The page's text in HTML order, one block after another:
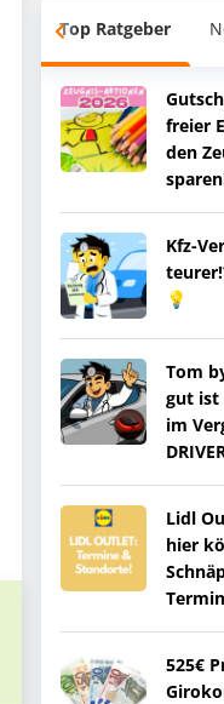
Top Ratgeber
freier
den
Kfz-
💡
Tom
gut ist
im
Lidl
hier
525€